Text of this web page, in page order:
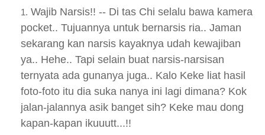
Wajib Narsis!! -- Di tas Chi selalu bawa kamera
pocket.. Tujuannya untuk bernarsis ria.. Jaman
sekarang kan narsis kayaknya udah kewajiban
ya.. Hehe.. Tapi selain buat narsis-narsisan
ternyata ada gunanya juga.. Kalo Keke liat hasil
foto-foto itu dia suka nanya ini lagi dimana? Kok
jalan-jalannya asik banget sih? Keke mau dong
kapan-kapan ikuuutt...!!